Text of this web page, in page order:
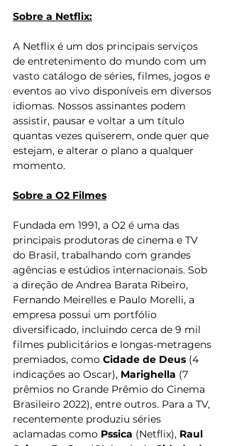
Sobre a Netflix:
A Netflix é um dos principais serviços
de entretenimento do mundo com um
vasto catálogo de séries, filmes, jogos e
eventos ao vivo disponíveis em diversos
idiomas. Nossos assinantes podem
assistir, pausar e voltar a um título
quantas vezes quiserem, onde quer que
estejam, e alterar o plano a qualquer
momento.
Sobre a O2 Filmes
Fundada em 1991, a O2 é uma das
principais produtoras de cinema e TV
do Brasil, trabalhando com grandes
agências e estúdios internacionais. Sob
a direção de Andrea Barata Ribeiro,
Fernando Meirelles e Paulo Morelli, a
empresa possui um portfólio
diversificado, incluindo cerca de 9 mil
filmes publicitários e longas-metragens
premiados, como Cidade de Deus (4
indicações ao Oscar), Marighella (7
prêmios no Grande Prêmio do Cinema
Brasileiro 2022), entre outros. Para a TV,
recentemente produziu séries
aclamadas como Pssica (Netflix), Raul